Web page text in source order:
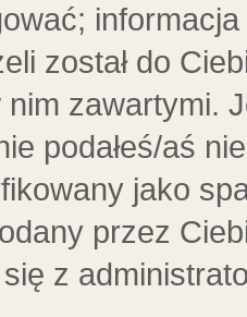
został do
zawartymi.
podałeś/aś
jako
przez
z